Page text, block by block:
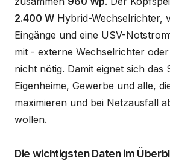
2.400 W Hybrid-Wechselrichter,
Eingänge und eine USV-
mit - externe Wechselrichter
nicht nötig. Damit eignet sich das
Eigenheime, Gewerbe und alle,
maximieren und bei Netzausfall
wollen.
Die wichtigsten Daten im